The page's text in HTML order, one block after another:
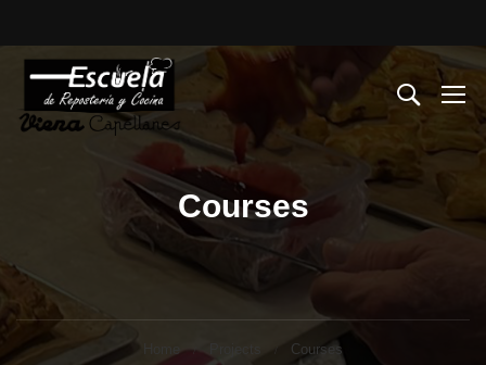
Courses
Home Courses